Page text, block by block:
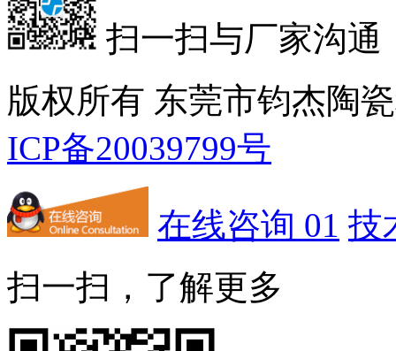
扫一扫与厂家沟通
版权所有 东莞市钧杰
ICP备20039799号
在线咨询 01 技
扫一扫，了解更多